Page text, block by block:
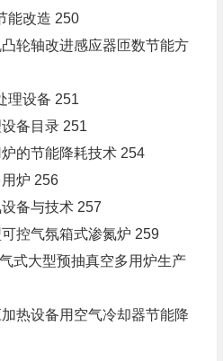
能改造 250
轮轴改进感应器匝数节能方
理设备 251
备目录 251
的节能降耗技术 254
炉 256
备与技术 257
控气氛箱式渗氮炉 259
式大型预抽真空多用炉生产
热设备用空气冷却器节能降